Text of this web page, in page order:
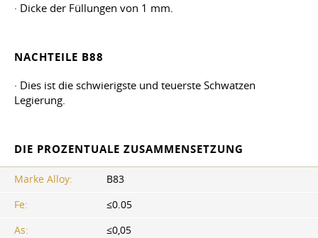
· Dicke der Füllungen von 1 mm.
NACHTEILE B88
· Dies ist die schwierigste und teuerste Schwatzen
Legierung.
DIE PROZENTUALE ZUSAMMENSETZUNG
Marke Alloy:
B83
Fe:
≤0.05
As:
≤0,05